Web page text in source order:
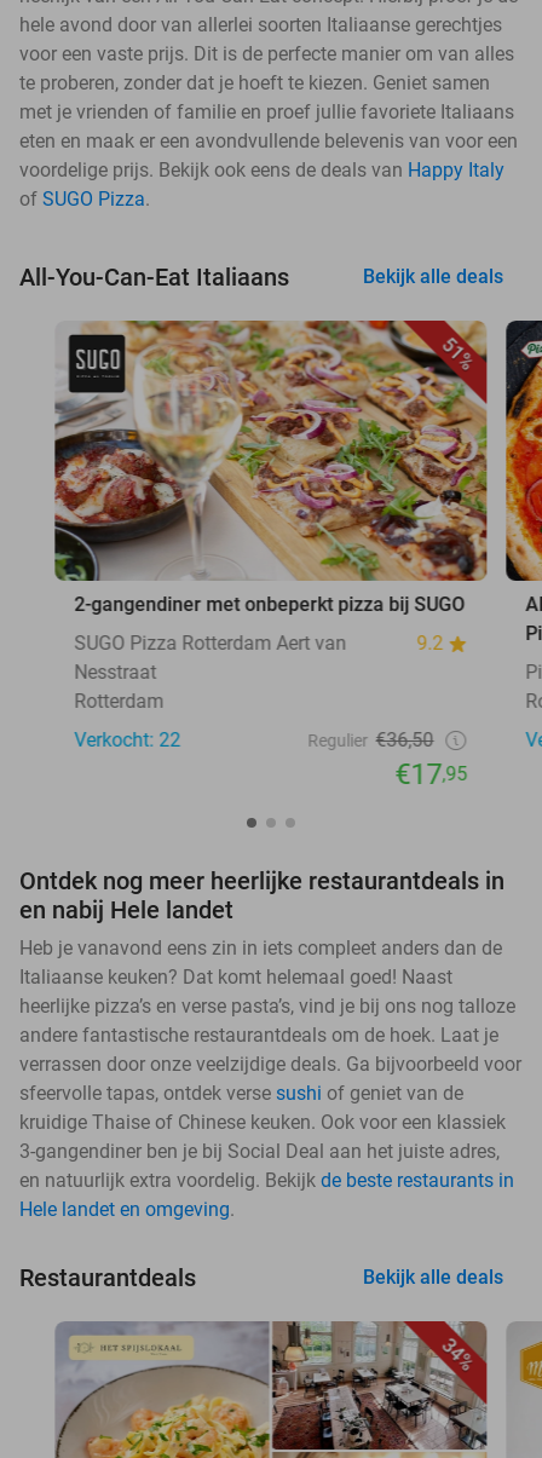
hele avond door van allerlei soorten Italiaanse gerechtjes
voor een vaste prijs. Dit is de perfecte manier om van alles
te proberen, zonder dat je hoeft te kiezen. Geniet samen
met je vrienden of familie en proef jullie favoriete Italiaans
eten en maak er een avondvullende belevenis van voor een
voordelige prijs. Bekijk ook eens de deals van Happy Italy
of SUGO Pizza.
All-You-Can-Eat Italiaans Bekijk alle deals
51%
2-gangendiner met onbeperkt pizza bij SUGO
SUGO Pizza Rotterdam Aert van
Nesstraat
9.2
Rotterdam
Verkocht: 22
Regulier €36,50
€17,95
Ontdek nog meer heerlijke restaurantdeals in
en nabij Hele landet
Heb je vanavond eens zin in iets compleet anders dan de
Italiaanse keuken? Dat komt helemaal goed! Naast
heerlijke pizza’s en verse pasta’s, vind je bij ons nog talloze
andere fantastische restaurantdeals om de hoek. Laat je
verrassen door onze veelzijdige deals. Ga bijvoorbeeld voor
sfeervolle tapas, ontdek verse sushi of geniet van de
kruidige Thaise of Chinese keuken. Ook voor een klassiek
3-gangendiner ben je bij Social Deal aan het juiste adres,
en natuurlijk extra voordelig. Bekijk de beste restaurants in
Hele landet en omgeving.
Restaurantdeals Bekijk alle deals
34%